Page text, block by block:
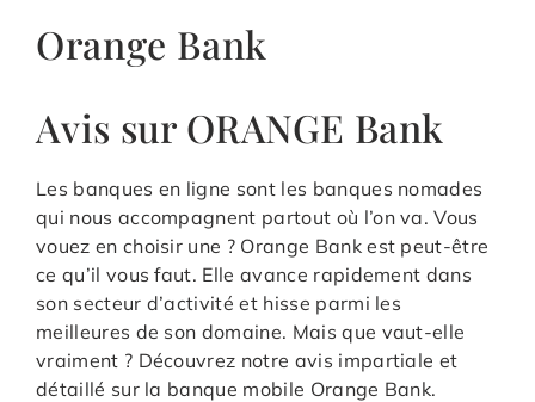
Orange Bank
Avis sur ORANGE Bank
Les banques en ligne sont les banques nomades
qui nous accompagnent partout où l’on va. Vous
vouez en choisir une ? Orange Bank est peut-être
ce qu’il vous faut. Elle avance rapidement dans
son secteur d’activité et hisse parmi les
meilleures de son domaine. Mais que vaut-elle
vraiment ? Découvrez notre avis impartiale et
détaillé sur la banque mobile Orange Bank.